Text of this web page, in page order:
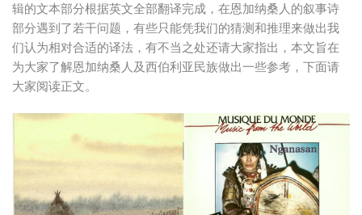
辑的文本部分根据英文全部翻译完成，在恩加纳桑人的叙事诗
部分遇到了若干问题，有些只能凭我们的猜测和推理来做出我
们认为相对合适的译法，有不当之处还请大家指出，本文旨在
为大家了解恩加纳桑人及西伯利亚民族做出一些参考，下面请
大家阅读正文。